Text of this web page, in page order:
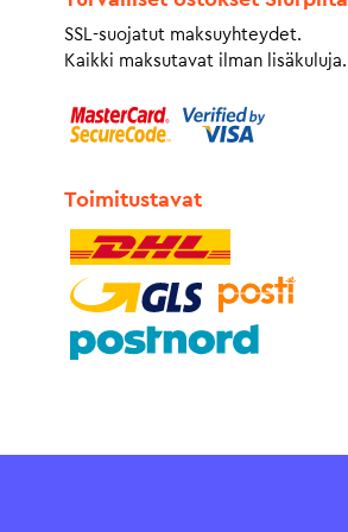
SSL-suojatut maksuyhteydet.
Kaikki maksutavat ilman lisäkuluja.
Toimitustavat